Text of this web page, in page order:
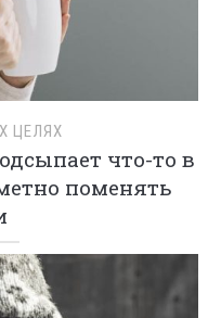
ЦЕЛЯХ
что-то в
поменять